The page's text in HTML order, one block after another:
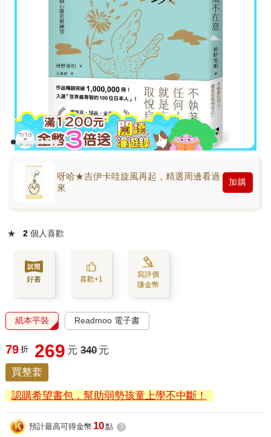
呀哈★吉伊卡哇旋風再起，精選周邊看過
來
加購
★ 2 個人喜歡
好書 喜歡+1
寫評價
賺金幣
紙本平裝 Readmoo 電子書
79 折 269 元 340 元
買整套
認購希望書包，幫助弱勢孩童上學不中斷！
預計最高可得金幣 10點 ?